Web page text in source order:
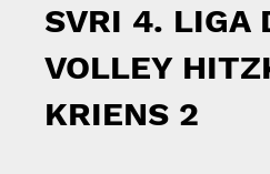
SVRI 4. LIGA
VOLLEY
KRIENS 2